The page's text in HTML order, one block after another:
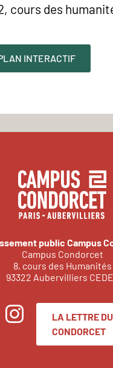
cours des
INTERACTIF
public Campus
Campus Condorcet
8, cours des Humanités
93322 Aubervilliers
InstagramLA LETTRE
CONDORCET